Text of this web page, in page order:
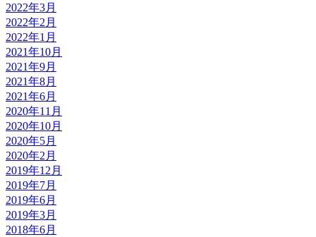
2022年3月
2022年2月
2022年1月
2021年10月
2021年9月
2021年8月
2021年6月
2020年11月
2020年10月
2020年5月
2020年2月
2019年12月
2019年7月
2019年6月
2019年3月
2018年6月